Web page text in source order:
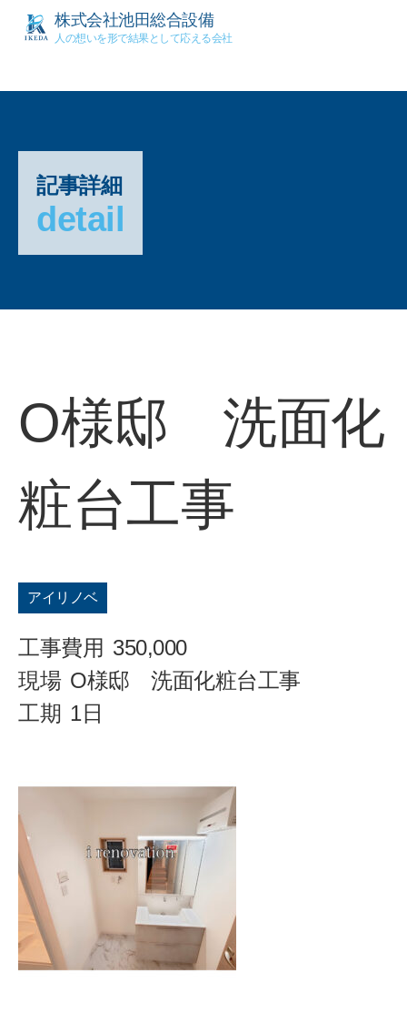
株式会社池田総合設備
人の想いを形で結果として応える会社
記事詳細
detail
O様邸 洗面化
粧台工事
アイリノベ
工事費用 350,000
現場 O様邸 洗面化粧台工事
工期 1日